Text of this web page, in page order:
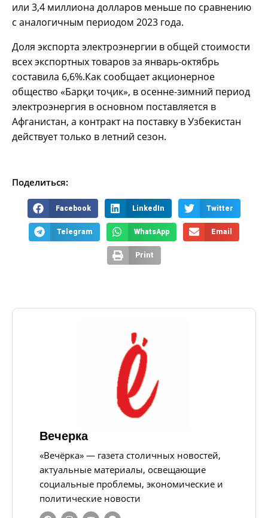
или 3,4 миллиона долларов меньше по сравнению
с аналогичным периодом 2023 года.
Доля экспорта электроэнергии в общей стоимости
всех экспортных товаров за январь-октябрь
составила 6,6%.Как сообщает акционерное
общество «Барқи тоҷик», в осенне-зимний период
электроэнергия в основном поставляется в
Афганистан, а контракт на поставку в Узбекистан
действует только в летний сезон.
Поделиться:
Facebook LinkedIn Twitter
Telegram WhatsApp Email
Print
Вечерка
«Вечёрка» — газета столичных новостей,
актуальные материалы, освещающие
социальные проблемы, экономические и
политические новости